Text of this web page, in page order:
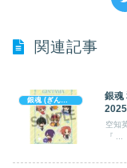
関連記事
銀魂 (ぎんたま)
銀魂
空知